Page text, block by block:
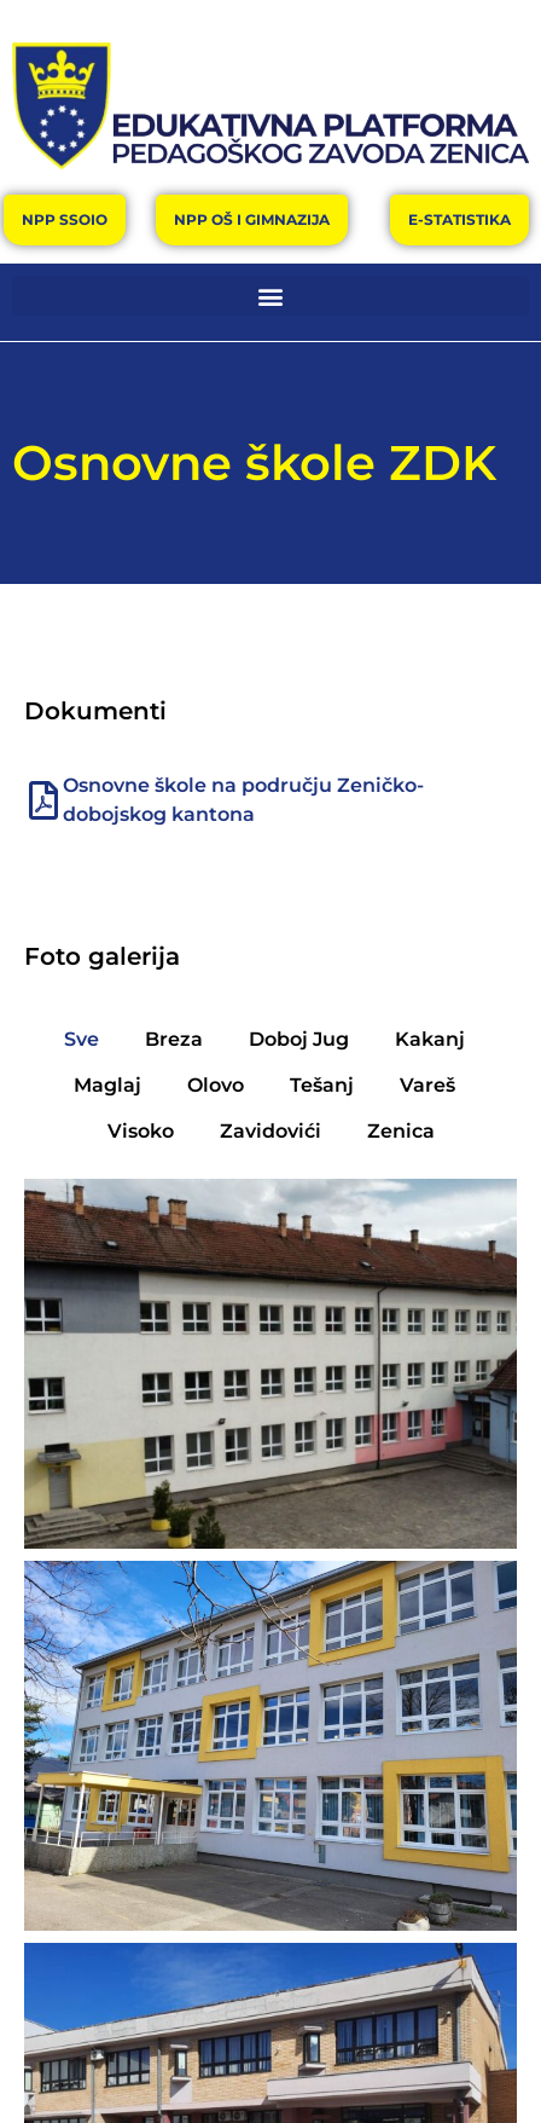
NPP SSOIO NPP OŠ I GIMNAZIJA E-STATISTIKA
Osnovne škole ZDK
Dokumenti
Osnovne škole na području Zeničko-
dobojskog kantona
Foto galerija
Sve Breza Doboj Jug
Kakanj
Maglaj
Olovo Tešanj
Vareš
Visoko
Zavidovići Zenica